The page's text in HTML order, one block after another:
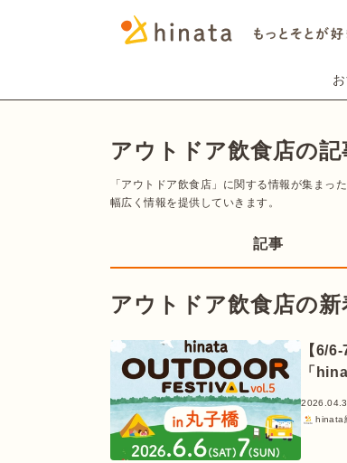
アウトドア飲食店の記
「アウトドア飲食店」に関する情報が集まっ
幅広く情報を提供していきます。
記事
アウトドア飲食店の新
【6/
「
hinata